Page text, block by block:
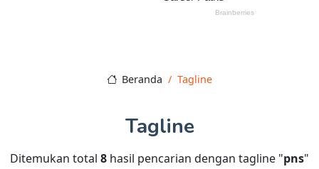
Beranda Tagline
Tagline
Ditemukan total 8 hasil pencarian dengan tagline "pns"